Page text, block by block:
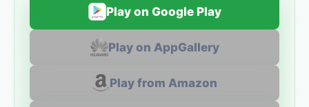
Play on Google Play
Play on AppGallery
Play from Amazon